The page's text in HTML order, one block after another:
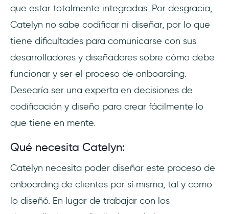
que estar totalmente integradas. Por desgracia,
Catelyn no sabe codificar ni diseñar, por lo que
tiene dificultades para comunicarse con sus
desarrolladores y diseñadores sobre cómo debe
funcionar y ser el proceso de onboarding.
Desearía ser una experta en decisiones de
codificación y diseño para crear fácilmente lo
que tiene en mente.
Qué necesita Catelyn:
Catelyn necesita poder diseñar este proceso de
onboarding de clientes por sí misma, tal y como
lo diseñó. En lugar de trabajar con los